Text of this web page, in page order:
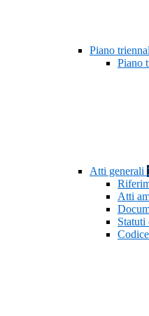
Piano
Piano
Atti generali
Atti
Statuti